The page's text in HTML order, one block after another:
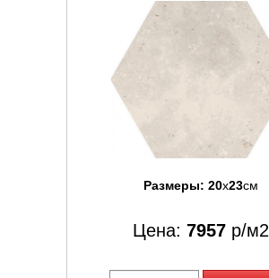
Размеры: 20x23см
Цена: 7957 р/м2